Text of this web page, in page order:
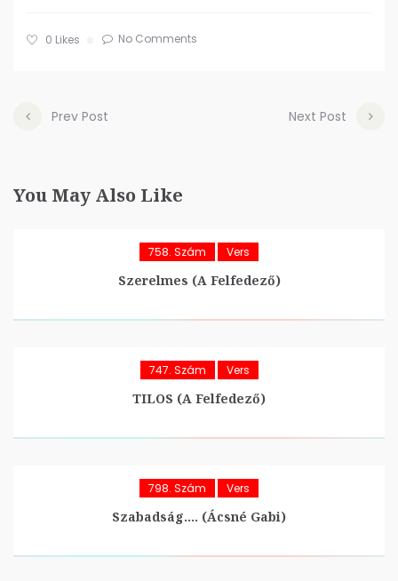
0 Likes No Comments
Prev Post Next Post
You May Also Like
758. Szám Vers
Szerelmes (A Felfedező)
747. Szám Vers
TILOS (A Felfedező)
798. Szám Vers
Szabadság…. (Ácsné Gabi)